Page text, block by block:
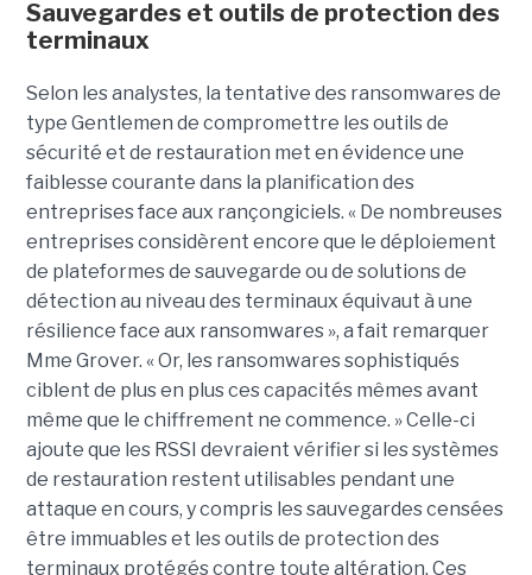
Sauvegardes et outils de protection des
terminaux
Selon les analystes, la tentative des ransomwares de
type Gentlemen de compromettre les outils de
sécurité et de restauration met en évidence une
faiblesse courante dans la planification des
entreprises face aux rançongiciels. « De nombreuses
entreprises considèrent encore que le déploiement
de plateformes de sauvegarde ou de solutions de
détection au niveau des terminaux équivaut à une
résilience face aux ransomwares », a fait remarquer
Mme Grover. « Or, les ransomwares sophistiqués
ciblent de plus en plus ces capacités mêmes avant
même que le chiffrement ne commence. » Celle-ci
ajoute que les RSSI devraient vérifier si les systèmes
de restauration restent utilisables pendant une
attaque en cours, y compris les sauvegardes censées
être immuables et les outils de protection des
terminaux protégés contre toute altération. Ces